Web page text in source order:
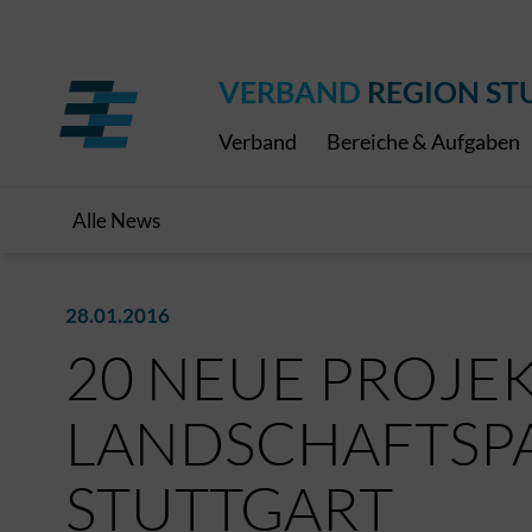
VERBAND REGION
Verband Bereiche & Aufgaben
Alle News
28.01.2016
20 NEUE
STUTTGART